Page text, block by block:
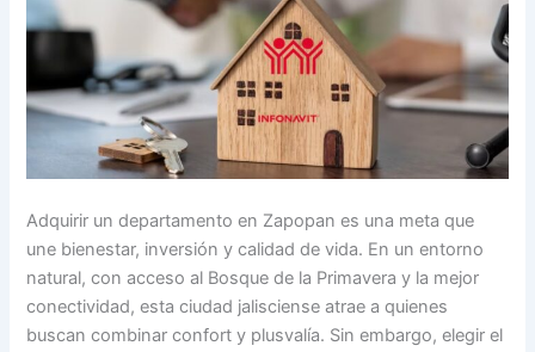
Adquirir un departamento en Zapopan es una meta que
une bienestar, inversión y calidad de vida. En un entorno
natural, con acceso al Bosque de la Primavera y la mejor
conectividad, esta ciudad jalisciense atrae a quienes
buscan combinar confort y plusvalía. Sin embargo, elegir el